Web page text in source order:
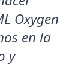
Oxygen
en la
y